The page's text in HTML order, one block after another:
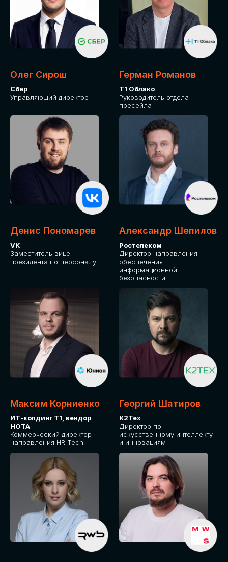
СКАЧАТЬ ПРОГРАММУ
Оставьте заявку, программу направим на почту
Какие направления для вас более актуальны?
GLOBAL TECH
HR TECH
MARKETING & SALES TECH
CX TECH
ОТПРАВИТЬ
Олег Сирош
Сбер
Управляющий директор
Герман Романов
Т1 Облако
Руководитель отдела
пресейла
Денис Пономарев
VK
Заместитель вице-
президента по персоналу
Александр Шепилов
Ростелеком
Директор направления
обеспечения
информационной
безопасности
Максим Корниенко
ИТ-холдинг Т1, вендор
НОТА
Коммерческий директор
направления HR Tech
Георгий Шатиров
К2Тех
Директор по
искусственному интеллекту
и инновациям